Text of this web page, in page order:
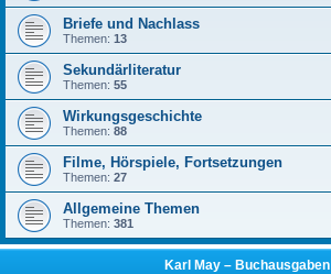
Briefe und Nachlass
Themen: 13
Sekundärliteratur
Themen: 55
Wirkungsgeschichte
Themen: 88
Filme, Hörspiele, Fortsetzungen
Themen: 27
Allgemeine Themen
Themen: 381
Karl May – Buchausgaben